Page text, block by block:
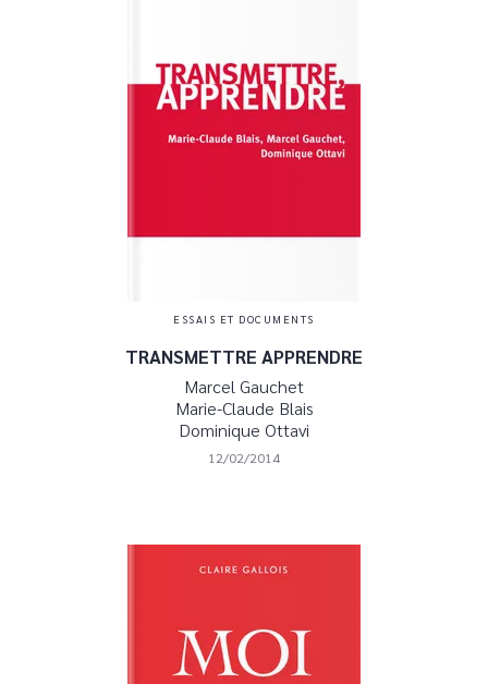
ESSAIS ET DOCUMENTS
TRANSMETTRE APPRENDRE
Marcel Gauchet
Marie-Claude Blais
Dominique Ottavi
12/02/2014